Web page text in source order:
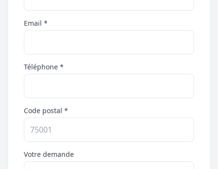
Email *
Téléphone *
Code postal *
Votre demande